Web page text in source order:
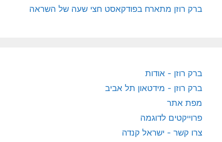
ברק רוזן מתארח בפודקאסט חצי שעה של השראה
ברק רוזן - אודות
ברק רוזן - מידטאון תל אביב
מפת אתר
פרוייקטים לדוגמה
צרו קשר - ישראל קנדה